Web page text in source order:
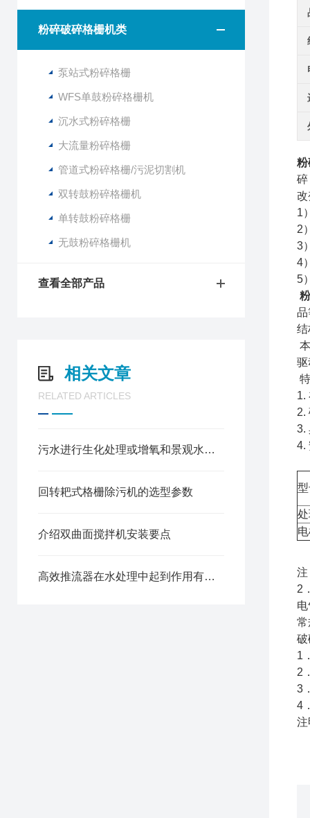
粉碎破碎格栅机类
泵站式粉碎格栅
WFS单鼓粉碎格栅机
沉水式粉碎格栅
大流量粉碎格栅
管道式粉碎格栅/污泥切割机
双转鼓粉碎格栅机
单转鼓粉碎格栅
无鼓粉碎格栅机
查看全部产品
相关文章
RELATED ARTICLES
污水进行生化处理或增氧和景观水养护的“潜水曝气机”
回转耙式格栅除污机的选型参数
介绍双曲面搅拌机安装要点
高效推流器在水处理中起到作用有哪些？
粉
碎
改
1
2
3
4
5
品
结
驱
1.
2.
3.
4.
注
2
常
破
1
2
3
4
注